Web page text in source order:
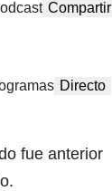
Compartir
Directo
fue anterior